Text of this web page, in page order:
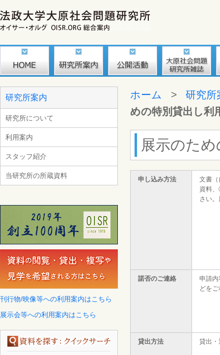
研究所案内
研究所について
利用案内
スタッフ紹介
当研究所の所蔵資料
刊行物/映像等への利用案内はこちら
展示会等への利用案内はこちら
ホーム > 研究所
めの特別貸出し利
展示のた
申し込み方法
文書
資料
さい
諾否のご連絡
申請内
どを
貸出方法 貸出・